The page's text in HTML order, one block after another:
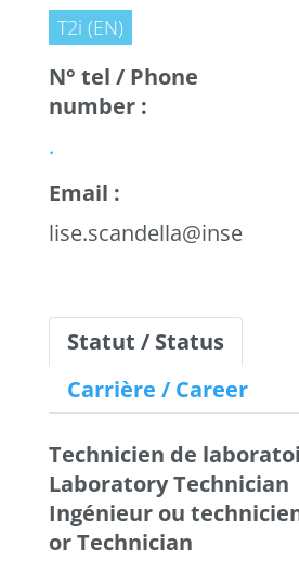
T2i (EN)
N° tel / Phone
number :
.
Email :
lise.scandella@inserm.fr
Statut / Status
Carrière / Career
Technicien de
Laboratory Technician
Ingénieur ou
or Technician